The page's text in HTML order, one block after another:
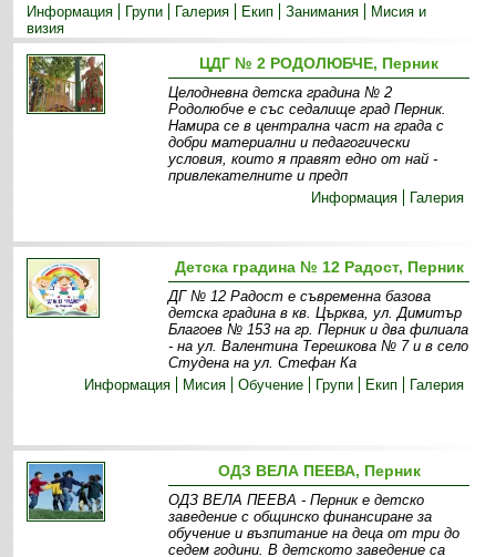
Информация
Групи Галерия Екип Занимания
Мисия и
визия
ЦДГ № 2 РОДОЛЮБЧЕ, Перник
Целодневна детска градина № 2
Родолюбче е със седалище град Перник.
Намира се в централна част на града с
добри материални и педагогически
условия, които я правят едно от най -
привлекателните и предп
Информация
Галерия
Детска градина № 12 Радост, Перник
ДГ № 12 Радост е съвременна базова
детска градина в кв. Църква, ул. Димитър
Благоев № 153 на гр. Перник и два филиала
- на ул. Валентина Терешкова № 7 и в село
Студена на ул. Стефан Ка
Информация
Мисия Обучение Групи Екип Галерия
ОДЗ ВЕЛА ПЕЕВА, Перник
ОДЗ ВЕЛА ПЕЕВА - Перник е детско
заведение с общинско финансиране за
обучение и възпитание на деца от три до
седем години. В детското заведение са